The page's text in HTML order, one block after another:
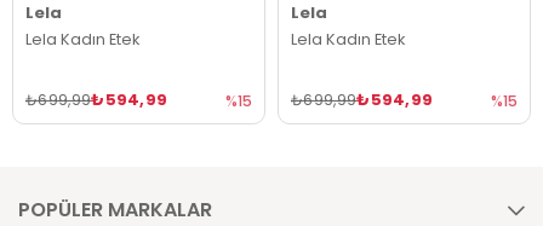
Lela
Lela Kadın Etek
₺594,99
₺699,99 %15
Lela
Lela Kadın Etek
₺594,99
₺699,99 %15
POPÜLER MARKALAR